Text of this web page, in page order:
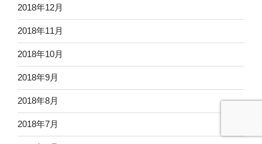
2018年12月
2018年11月
2018年10月
2018年9月
2018年8月
2018年7月